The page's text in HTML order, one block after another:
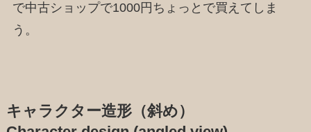
で中古ショップで1000円ちょっとで買えてしま
う。
キャラクター造形（斜め）